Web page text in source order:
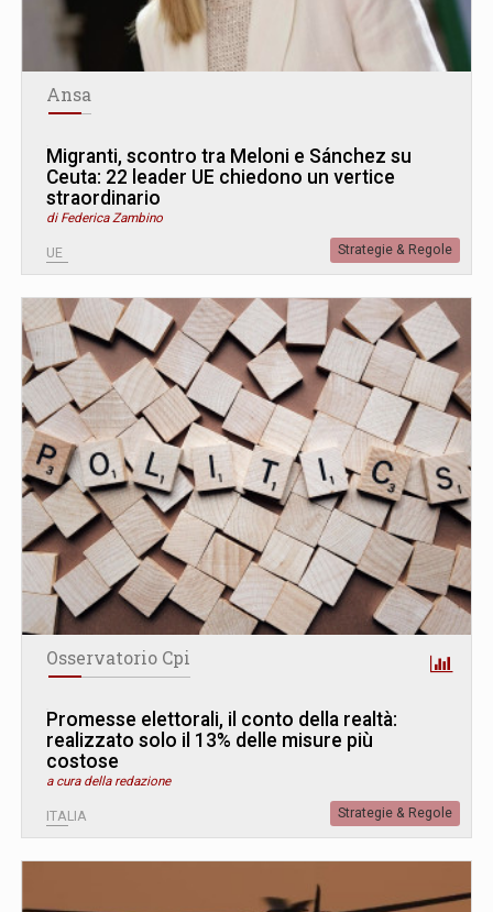
Ansa
Migranti, scontro tra Meloni e Sánchez su
Ceuta: 22 leader UE chiedono un vertice
straordinario
di Federica Zambino
UE Strategie & Regole
Osservatorio Cpi
Promesse elettorali, il conto della realtà:
realizzato solo il 13% delle misure più
costose
a cura della redazione
ITALIA Strategie & Regole